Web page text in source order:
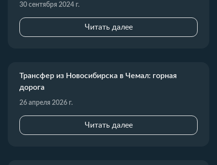
30 сентября 2024 г.
Читать далее
Трансфер из Новосибирска в Чемал: горная
дорога
26 апреля 2026 г.
Читать далее